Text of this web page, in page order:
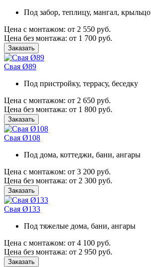
Под забор, теплицу, мангал, крыльцо
Цена с монтажом: от 2 550 руб.
Цена без монтажа: от 1 700 руб.
Заказать
Свая Ø89
Под пристройку, террасу, беседку
Цена с монтажом: от 2 650 руб.
Цена без монтажа: от 1 800 руб.
Заказать
Свая Ø108
Под дома, коттеджи, бани, ангары
Цена с монтажом: от 3 200 руб.
Цена без монтажа: от 2 300 руб.
Заказать
Свая Ø133
Под тяжелые дома, бани, ангары
Цена с монтажом: от 4 100 руб.
Цена без монтажа: от 2 950 руб.
Заказать